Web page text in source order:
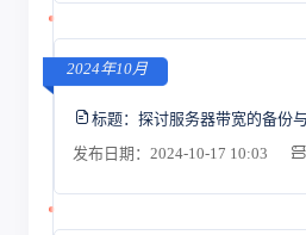
2024年10月
标题： 探讨服务器带宽的备份
发布日期：2024-10-17 10:03